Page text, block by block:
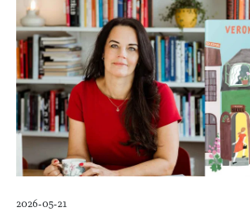
2026-05-21